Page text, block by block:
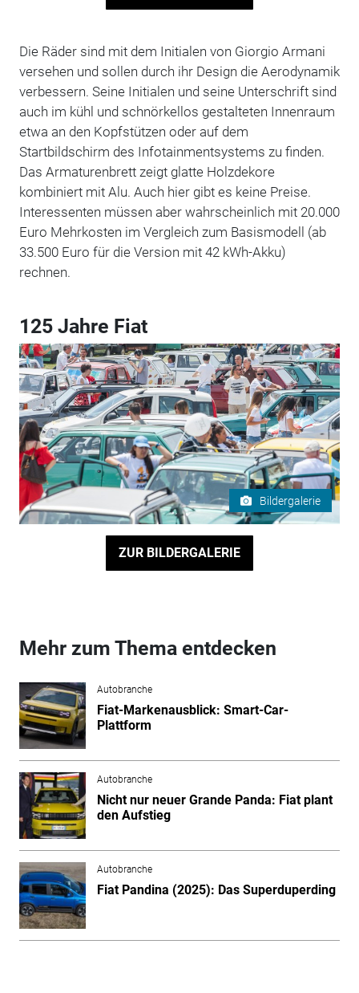
Die Räder sind mit dem Initialen von Giorgio Armani
versehen und sollen durch ihr Design die Aerodynamik
verbessern. Seine Initialen und seine Unterschrift sind
auch im kühl und schnörkellos gestalteten Innenraum
etwa an den Kopfstützen oder auf dem
Startbildschirm des Infotainmentsystems zu finden.
Das Armaturenbrett zeigt glatte Holzdekore
kombiniert mit Alu. Auch hier gibt es keine Preise.
Interessenten müssen aber wahrscheinlich mit 20.000
Euro Mehrkosten im Vergleich zum Basismodell (ab
33.500 Euro für die Version mit 42 kWh-Akku)
rechnen.
125 Jahre Fiat
Bildergalerie
ZUR BILDERGALERIE
Mehr zum Thema entdecken
Autobranche
Fiat-Markenausblick: Smart-Car-
Plattform
Autobranche
Nicht nur neuer Grande Panda: Fiat plant
den Aufstieg
Autobranche
Fiat Pandina (2025): Das Superduperding